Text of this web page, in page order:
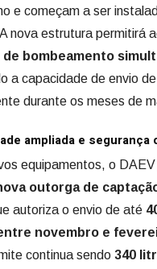
e começam a ser
nova estrutura permitirá
de bombeamento
a capacidade de envio
durante os meses de
ampliada e segurança
equipamentos, o
outorga de
autoriza o envio de até
novembro e
continua sendo 340